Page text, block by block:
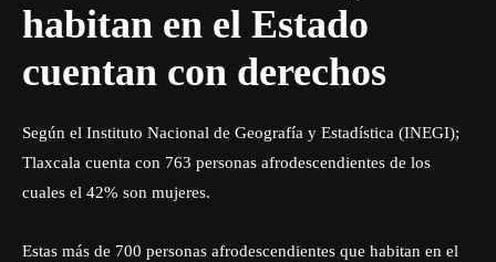
habitan en el Estado
cuentan con derechos
Según el Instituto Nacional de Geografía y Estadística (INEGI);
Tlaxcala cuenta con 763 personas afrodescendientes de los
cuales el 42% son mujeres.
Estas más de 700 personas afrodescendientes que habitan en el